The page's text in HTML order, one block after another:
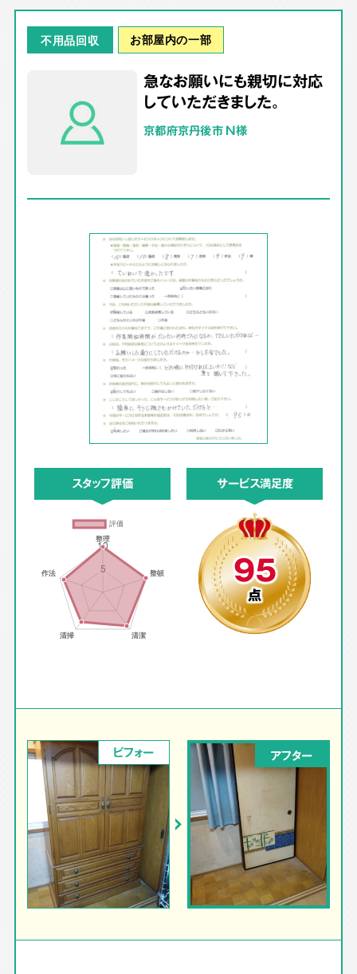
不用品回収 お部屋内の一部
急なお願いにも親切に対応
していただきました。
京都府京丹後市 N様
スタッフ評価 サービス満足度
95
点
ビフォー アフター